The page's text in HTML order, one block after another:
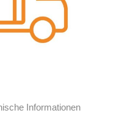
Informationen